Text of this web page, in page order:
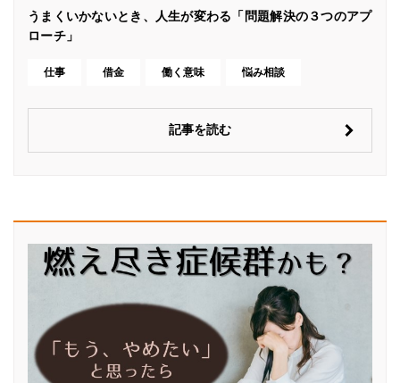
うまくいかないとき、人生が変わる「問題解決の３つのアプ
ローチ」
仕事 借金 働く意味 悩み相談
記事を読む